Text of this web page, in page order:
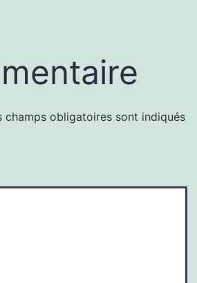
champs obligatoires sont indiqués